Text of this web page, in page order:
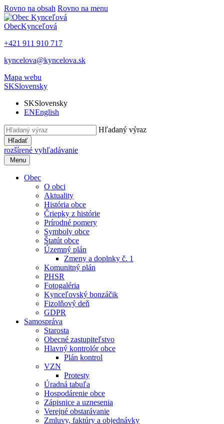
Rovno na obsah Rovno na menu
ObecKynceľová
+421 911 910 717
kyncelova@kyncelova.sk
Mapa webu
SKSlovensky
SKSlovensky
ENEnglish
Hľadaný výraz
Hľadať
rozšírené vyhľadávanie
Menu
Obec
O obci
Aktuality
História obce
Čriepky z histórie
Prírodné pomery
Symboly obce
Štatút obce
Územný plán
Zmeny a doplnky č. 1
Komunitný plán
PHSR
Fotogaléria
Kynceľovský bonzáčik
Fizolňový deň
GDPR
Samospráva
Starosta
Obecné zastupiteľstvo
Hlavný kontrolór obce
Plán kontrol
VZN
Protesty
Úradná tabuľa
Hospodárenie obce
Zápisnice a uznesenia
Verejné obstarávanie
Zmluvy, faktúry a objednávky